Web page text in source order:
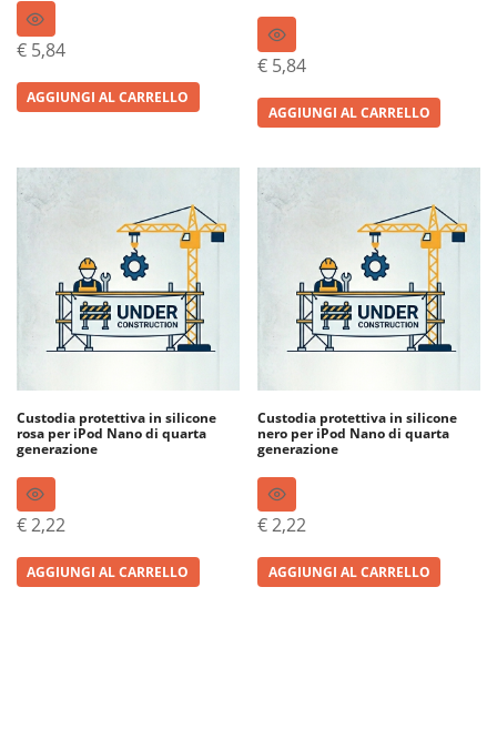
€ 5,84
AGGIUNGI AL CARRELLO
€ 5,84
AGGIUNGI AL CARRELLO
Custodia protettiva in silicone
rosa per iPod Nano di quarta
generazione
€2,22
AGGIUNGI AL CARRELLO
Custodia protettiva in silicone
nero per iPod Nano di quarta
generazione
€2,22
AGGIUNGI AL CARRELLO